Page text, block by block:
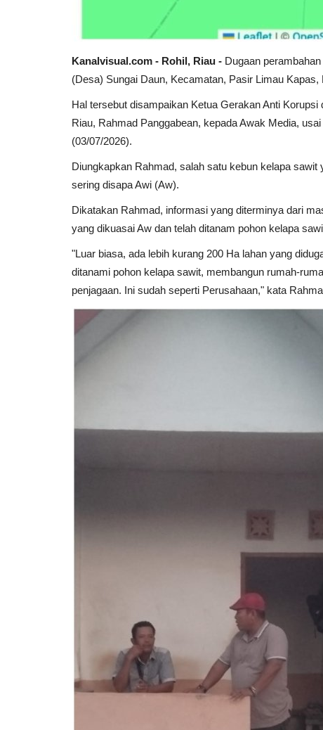
Kanalvisual.com - Rohil, Riau - Dugaan
(Desa) Sungai Daun, Kecamatan, Pasir Limau
Hal tersebut disampaikan Ketua Gerakan Anti
Riau, Rahmad Panggabean, kepada Awak Media,
(03/07/2026).
Diungkapkan Rahmad, salah satu kebun kelapa
sering disapa Awi (Aw).
Dikatakan Rahmad, informasi yang diterminya dari
yang dikuasai Aw dan telah ditanam pohon kelapa
"Luar biasa, ada lebih kurang 200 Ha lahan yang
ditanami pohon kelapa sawit, membangun rumah-
penjagaan. Ini sudah seperti Perusahaan," kata